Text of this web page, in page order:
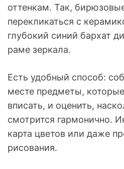
оттенкам. Так,
перекликаться с
глубокий синий бархат
раме зеркала.
Есть удобный способ:
месте предметы,
вписать, и оценить,
смотрится гармонично.
карта цветов или даже
рисования.